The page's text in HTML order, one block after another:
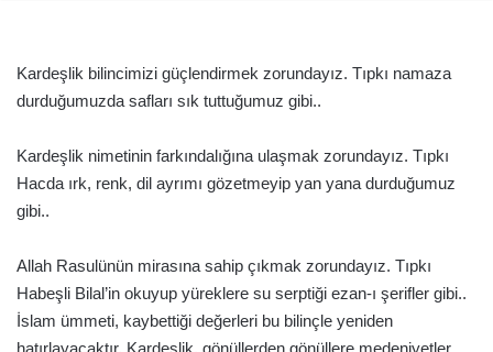
Kardeşlik bilincimizi güçlendirmek zorundayız. Tıpkı namaza
durduğumuzda safları sık tuttuğumuz gibi..
Kardeşlik nimetinin farkındalığına ulaşmak zorundayız. Tıpkı
Hacda ırk, renk, dil ayrımı gözetmeyip yan yana durduğumuz
gibi..
Allah Rasulünün mirasına sahip çıkmak zorundayız. Tıpkı
Habeşli Bilal’in okuyup yüreklere su serptiği ezan-ı şerifler gibi..
İslam ümmeti, kaybettiği değerleri bu bilinçle yeniden
hatırlayacaktır. Kardeşlik, gönüllerden gönüllere medeniyetler